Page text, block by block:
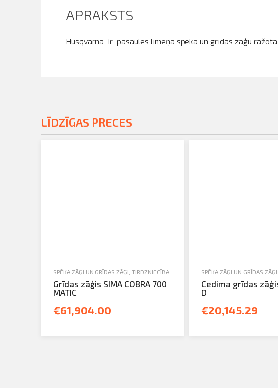
APRAKSTS
Husqvarna ir pasaules līmeņa spēka un grīdas zāģu
LĪDZĪGAS PRECES
SPĒKA ZĀĢI UN GRĪDAS ZĀĢI TIRDZNIECĪBA
Grīdas zāģis SIMA COBRA 700
MATIC
€61,904.00
SPĒKA ZĀĢI UN GRĪDAS ZĀĢI
Cedima grīdas
D
€20,145.29